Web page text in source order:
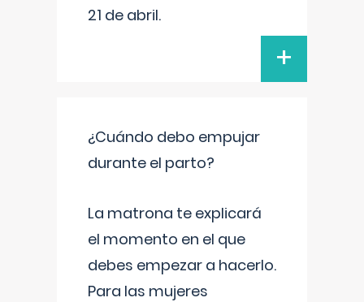
21 de abril.
+
¿Cuándo debo empujar
durante el parto?
La matrona te explicará
el momento en el que
debes empezar a hacerlo.
Para las mujeres